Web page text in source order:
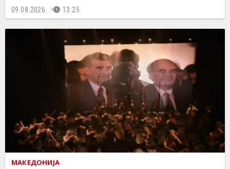
09.08.2026. 13:25
МАКЕДОНИЈА